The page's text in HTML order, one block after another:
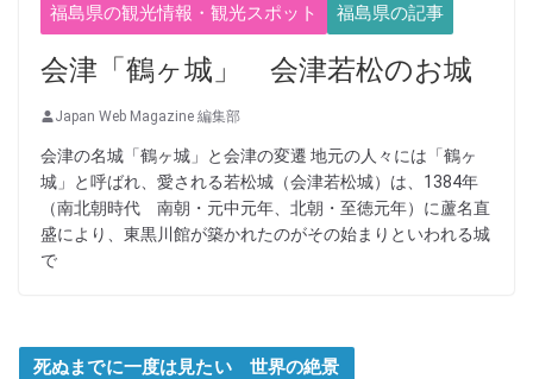
福島県の観光情報・観光スポット
福島県の記事
会津「鶴ヶ城」 会津若松のお城
Japan Web Magazine 編集部
会津の名城「鶴ヶ城」と会津の変遷 地元の人々には「鶴ヶ
城」と呼ばれ、愛される若松城（会津若松城）は、1384年
（南北朝時代 南朝・元中元年、北朝・至徳元年）に蘆名直
盛により、東黒川館が築かれたのがその始まりといわれる城
で
死ぬまでに一度は見たい 世界の絶景